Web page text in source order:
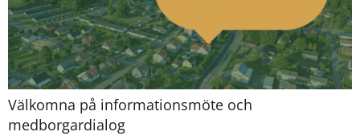
Välkomna på informationsmöte och
medborgardialog